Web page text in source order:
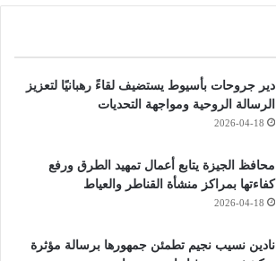
دير جروحات بأسيوط يستضيف لقاءً رهبانيًا لتعزيز
الرسالة الروحية ومواجهة التحديات
2026-04-18
محافظ الجيزة يتابع أعمال تمهيد الطرق ورفع
كفاءتها بمراكز منشأة القناطر والعياط
2026-04-18
نادين نسيب نجيم تطمئن جمهورها برسالة مؤثرة